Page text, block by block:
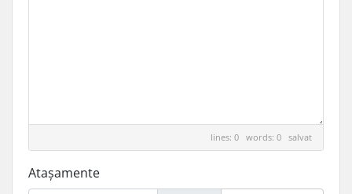
lines: 0 words: 0 salvat
Atașamente